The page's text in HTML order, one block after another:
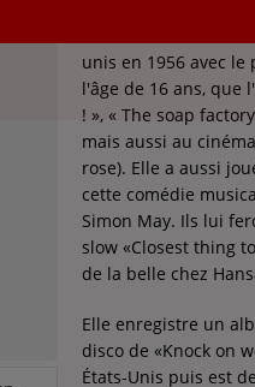
unis en 1956 avec
l'âge de 16 ans, que
! », « The soap
mais aussi au
rose). Elle a aussi
cette comédie
Simon May. Ils lui
slow «Closest thing
de la belle chez
Elle enregistre un
disco de «Knock on
États-Unis puis est